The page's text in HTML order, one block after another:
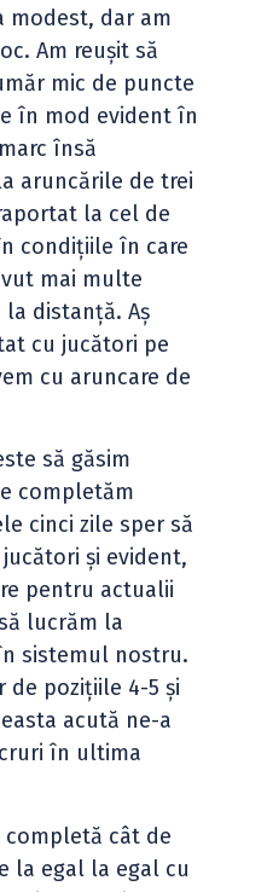
modest, dar am
Am reușit să
mic de puncte
în mod evident în
însă
aruncările de trei
la cel de
condițiile în care
mai multe
la distanță. Aș
cu jucători pe
cu aruncare de
să găsim
completăm
cinci zile sper să
și evident,
pentru actualii
lucrăm la
sistemul nostru.
de pozițiile 4-5 și
acută ne-a
în ultima
completă cât de
la egal la egal cu